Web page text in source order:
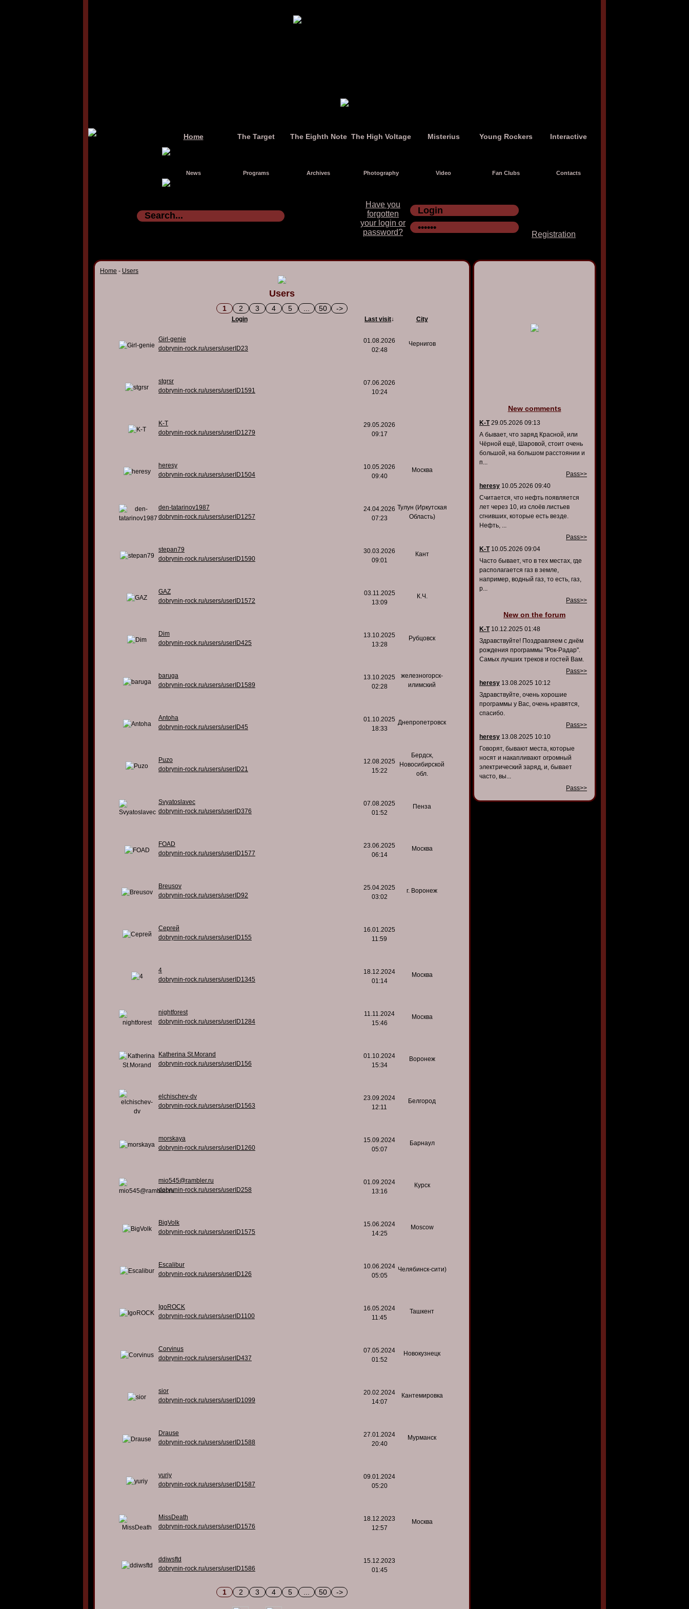
Home The Target The Eighth Note The High Voltage Misterius Young Rockers Interactive
News Programs Archives Photography Video Fan Clubs Contacts
Have you
forgotten
your login or
password?
Registration
Home - Users
Users
1 2 3 4 5 50 ->
Login Last visit↓ City
Girl-genie
dobrynin-rock.ru/users/userID23
01.08.2026
02:48
Чернигов
stgrsr
dobrynin-rock.ru/users/userID1591
07.06.2026
10:24
K-T
dobrynin-rock.ru/users/userID1279
29.05.2026
09:17
heresy
dobrynin-rock.ru/users/userID1504
10.05.2026
09:40
Москва
den-tatarinov1987
dobrynin-rock.ru/users/userID1257
24.04.2026
07:23
Тулун (Иркутская
Область)
stepan79
dobrynin-rock.ru/users/userID1590
30.03.2026
09:01
Кант
GAZ
dobrynin-rock.ru/users/userID1572
03.11.2025
13:09
К.Ч.
Dim
dobrynin-rock.ru/users/userID425
13.10.2025
13:28
Рубцовск
baruga
dobrynin-rock.ru/users/userID1589
13.10.2025
02:28
железногорск-
илимский
Antoha
dobrynin-rock.ru/users/userID45
01.10.2025
18:33
Днепропетровск
Puzo
dobrynin-rock.ru/users/userID21
12.08.2025
15:22
Бердск,
Новосибирской
обл.
Svyatoslavec
dobrynin-rock.ru/users/userID376
07.08.2025
01:52
Пенза
FOAD
dobrynin-rock.ru/users/userID1577
23.06.2025
06:14
Москва
Breusov
dobrynin-rock.ru/users/userID92
25.04.2025
03:02
г. Воронеж
Сергей
dobrynin-rock.ru/users/userID155
16.01.2025
11:59
4
dobrynin-rock.ru/users/userID1345
18.12.2024
01:14
Москва
nightforest
dobrynin-rock.ru/users/userID1284
11.11.2024
15:46
Москва
Katherina St.Morand
dobrynin-rock.ru/users/userID156
01.10.2024
15:34
Воронеж
elchischev-dv
dobrynin-rock.ru/users/userID1563
23.09.2024
12:11
Белгород
morskaya
dobrynin-rock.ru/users/userID1260
15.09.2024
05:07
Барнаул
mio545@rambler.ru
dobrynin-rock.ru/users/userID258
01.09.2024
13:16
Курск
BigVolk
dobrynin-rock.ru/users/userID1575
15.06.2024
14:25
Moscow
Escalibur
dobrynin-rock.ru/users/userID126
10.06.2024
05:05
Челябинск-сити)
IgoROCK
dobrynin-rock.ru/users/userID1100
16.05.2024
11:45
Ташкент
Corvinus
dobrynin-rock.ru/users/userID437
07.05.2024
01:52
Новокузнецк
sior
dobrynin-rock.ru/users/userID1099
20.02.2024
14:07
Кантемировка
Drause
dobrynin-rock.ru/users/userID1588
27.01.2024
20:40
Мурманск
yuriy
dobrynin-rock.ru/users/userID1587
09.01.2024
05:20
MissDeath
dobrynin-rock.ru/users/userID1576
18.12.2023
12:57
Москва
ddiwsftd
dobrynin-rock.ru/users/userID1586
15.12.2023
01:45
1 2 3 4 5 50 ->
New comments
K-T29.05.2026 09:13
А бывает, что заряд Красной, или
Чёрной ещё, Шаровой, стоит очень
большой, на большом расстоянии и
п...
Pass>>
heresy 10.05.2026 09:40
Считается, что нефть появляется
лет через 10, из слоёв листьев
сгнивших, которые есть везде.
Нефть, ...
Pass>>
K-T10.05.2026 09:04
Часто бывает, что в тех местах, где
располагается газ в земле,
например, водный газ, то есть, газ,
р...
Pass>>
New on the forum
K-T10.12.2025 01:48
Здравствуйте! Поздравляем с днём
рождения программы "Рок-Радар".
Самых лучших треков и гостей Вам.
Pass>>
heresy 13.08.2025 10:12
Здравствуйте, очень хорошие
программы у Вас, очень нравятся,
спасибо.
Pass>>
heresy 13.08.2025 10:10
Говорят, бывают места, которые
носят и накапливают огромный
электрический заряд, и, бывает
часто, вы...
Pass>>